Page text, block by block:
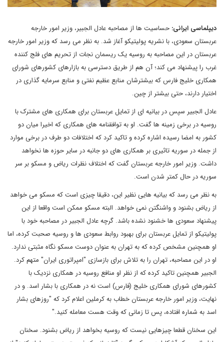
دیپلماسی ایرانی: حساسیت ها از مصاحبه عادل الجبیر، وزیر امور خارجه
عربستان سعودی، با نشریه پولیتیکو آغاز شد. به نظر می رسد که وزیر امور خارجه
عربستان در این مصاحبه به روسیه یک ریسمان نجات از تحریم های فلج کننده
غرب را پیشنهاد می کند؛ آن هم از طریق دسترسی به بازارهای کشورهای شورای
همکاری خلیج فارس که بیشترشان منابع عظیم نفتی و منابع سرمایه گذاری در
اختیار دارند، حتی بیشتر از چین.
عادل الجبیر سپس در بیانیه ای از تمایل عربستان برای همکاری های مشترک با
روسیه در برخی زمینه ها گفت. او به توافقنامه های همکاری که اخیرا میان دو
کشور به امضا رسیده اشاره کرده و تاکید کرد که اختلافات دو طرف در برخی موارد
از جمله در سوریه تاثیری بر همکاری های دو جانبه در سایر حوزه ها نخواهد
داشت. وزیر امور خارجه عربستان گفت که اختلاف نظرات ریاض و مسکو بر سر
سوریه در حال کمتر شدن است.
به نظر می رسد که بیانیه هایی نظیر این، دقیقا چیزی است که مسکو می خواهد
از ریاض بشنود و واشنگتن نمی خواهد. البته مسکو ممکن است واقعا از این
پیشنهاد سعودی ها خشنود نشده باشد. گرچه عادل الجبیر در مصاحبه خود با
پولیتیکو از تمایل عربستان برای بهبود روابط سعودی ها و روسیه صحبت کرده، اما
او همچنین مشخص کرده که به تهران به عنوان دوست مسکو نگاه مثبتی ندارد.
او در این مصاحبه، تهران را به تلاش برای بازسازی "امپراتوری ایران" متهم کرد.
الجبیر همچنین تاکید کرده که از نظر او منافع روسیه در همکاری نزدیک با
کشورهای شورای همکاری خلیج (فارس) است نه در همکاری با بشار اسد. و در
نهایت، وزیر امور خارجه عربستان خطاب به کرملین اعلام کرد که "روزهای بشار
اسد به شماره افتاده، پس تا زمانی که وقت هست معامله کنید."
این سخنان قطعا چیزهایی نیست که روسیه بخواهد از ریاض بشنود. سخنان